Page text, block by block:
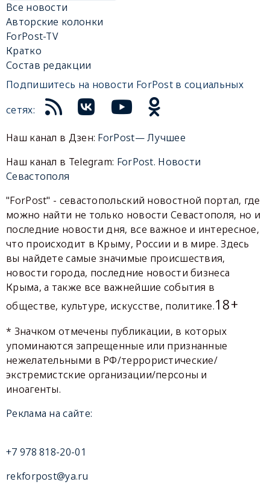
Все новости
Авторские колонки
ForPost-TV
Кратко
Состав редакции
Подпишитесь на новости ForPost в социальных
сетях:
Наш канал в Дзен: ForPost— Лучшее
Наш канал в Telegram: ForPost. Новости
Севастополя
"ForPost" - севастопольский новостной портал, где
можно найти не только новости Севастополя, но и
последние новости дня, все важное и интересное,
что происходит в Крыму, России и в мире. Здесь
вы найдете самые значимые происшествия,
новости города, последние новости бизнеса
Крыма, а также все важнейшие события в
обществе, культуре, искусстве, политике.18+
* Значком отмечены публикации, в которых
упоминаются запрещенные или признанные
нежелательными в РФ/террористические/
экстремистские организации/персоны и
иноагенты.
Реклама на сайте:
+7 978 818-20-01
rekforpost@ya.ru